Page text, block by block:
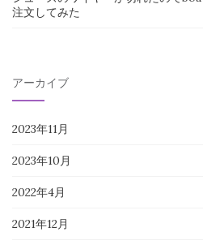
注文してみた
アーカイブ
2023年11月
2023年10月
2022年4月
2021年12月